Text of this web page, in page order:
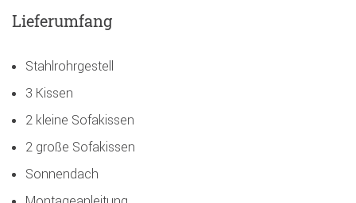
Lieferumfang
Stahlrohrgestell
3 Kissen
2 kleine Sofakissen
2 große Sofakissen
Sonnendach